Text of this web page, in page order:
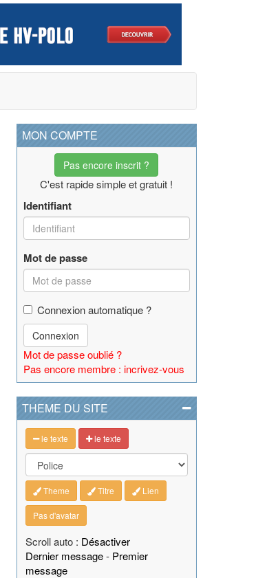
MON COMPTE
Pas encore inscrit ?
C'est rapide simple et gratuit !
Identifiant
Mot de passe
Connexion automatique ?
Connexion
Mot de passe oublié ?
Pas encore membre : incrivez-vous
THEME DU SITE
le texte le texte
Theme Titre Lien
Pas d'avatar
Scroll auto : Désactiver
Dernier message- Premier
message